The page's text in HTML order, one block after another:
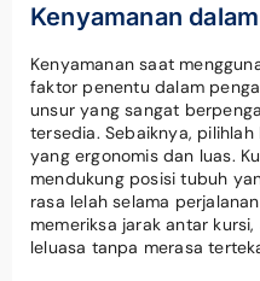
Kenyamanan
Kenyamanan saat
faktor penentu dalam
unsur yang sangat
tersedia. Sebaiknya,
yang ergonomis dan luas.
mendukung posisi tubuh
rasa lelah selama
memeriksa jarak antar
leluasa tanpa merasa